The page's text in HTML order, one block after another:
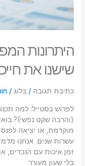
היתרונות
שישנו את
כתיבת תגובה / בלוג/
לפרוש בסטייל: למה
(והרבה שקט נפשי)?
מוקדמת, או יציאה
עשרות שנים. אנחנו
זמן איכות עם הנכדים,
בלי שעון מעורר